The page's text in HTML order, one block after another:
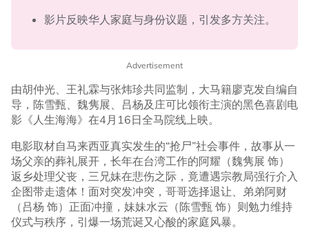
影片反映华人家庭与身份议题，引发多方关注。
Advertisement
由胡仲光、王礼霖与张炜珍共同监制，大马籍廖克发自编自
导，陈雪甄、魏隽展、吕杨及庄可比领衔主演的黑色喜剧电
影《人生海海》在4月16日全马院线上映。
电影取材自马来西亚真实发生的“抢尸”社会事件，故事从一
场父亲的葬礼展开，长年在台湾工作的阿耀（魏隽展 饰）
返乡处理父丧，三兄妹在悲伤之际，竟遭遇宗教局强行介入
企图带走遗体！面对突发冲突，哥哥选择退让、弟弟阿财
（吕杨 饰）正面冲撞，妹妹水云（陈雪甄 饰）则勉力维持
仪式与秩序，引爆一场荒诞又心酸的家庭风暴。